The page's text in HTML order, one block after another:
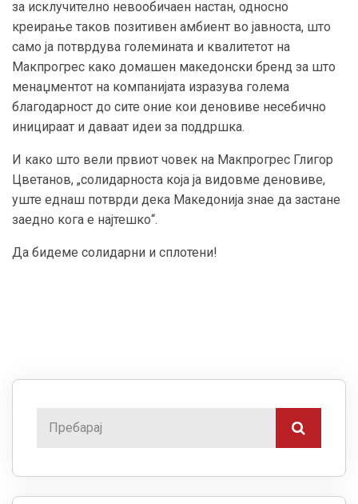
за исклучително невообичаен настан, односно
креирање таков позитивен амбиент во јавноста, што
само ја потврдува големината и квалитетот на
Макпрогрес како домашен македонски бренд за што
менаџментот на компанијата изразува голема
благодарност до сите оние кои деновиве несебично
иницираат и даваат идеи за поддршка.
И како што вели првиот човек на Макпрогрес Глигор
Цветанов, „солидарноста која ја видовме деновиве,
уште еднаш потврди дека Македонија знае да застане
заедно кога е најтешко“.
Да бидеме солидарни и сплотени!